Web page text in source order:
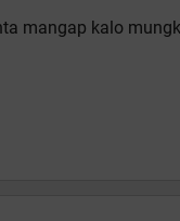
mangap kalo